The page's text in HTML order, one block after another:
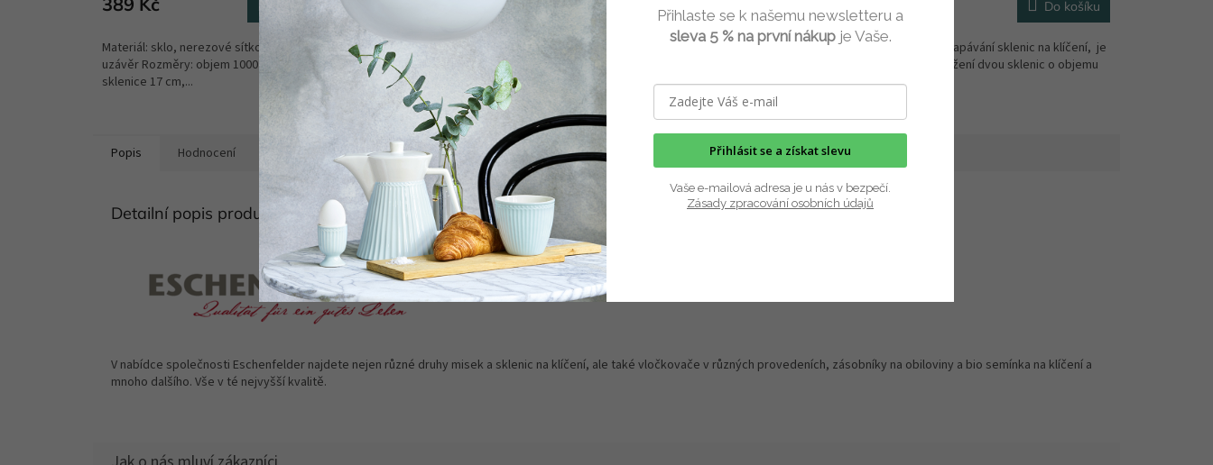
Do košíku
Materiál: sklo, nerezové sítko a hliníkový
uzávěr Rozměry: objem 1000 ml, výška
sklenice 17 cm,...
Do košíku
Balení obsahuje sklenici se šroubovacím
víčkem a sítkem a odkapávací stojánek.
Semínka...
Stojánek k odkapávání sklenic na klíčení, je
Do košíku
Stojánek k odkapávání sklenic na klíčení, je
určený na odložení dvou sklenic o objemu
750...
Popis Hodnocení
Detailní popis produktu
V nabídce společnosti Eschenfelder najdete nejen různé druhy misek a sklenic na klíčení, ale také vločkovače v různých provedeních, zásobníky na obiloviny a bio semínka na klíčení a
mnoho dalšího. Vše v té nejvyšší kvalitě.
Přihlaste se k našemu newsletteru a
sleva 5 % na první nákupje Vaše.
Přihlásit se a získat slevu
Vaše e-mailová adresa je u nás v bezpečí.
Zásady zpracování osobních údajů